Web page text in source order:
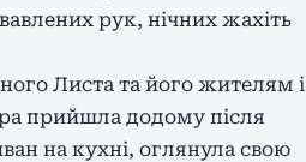
рук, нічних жахіть
Листа та його жителям і
прийшла додому після
на кухні, оглянула свою